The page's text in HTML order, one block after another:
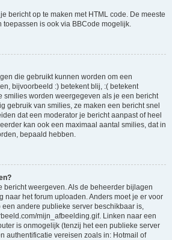
bericht op te maken met HTML code. De meeste
toepassen is ook via BBCode mogelijk.
die gebruikt kunnen worden om een
bijvoorbeeld :) betekent blij, :( betekent
smilies worden weergegeven als je een bericht
gebruik van smilies, ze maken een bericht snel
dat een moderator je bericht aanpast of heel
kan ook een maximaal aantal smilies, dat in
bepaald hebben.
bericht weergeven. Als de beheerder bijlagen
naar het forum uploaden. Anders moet je er voor
andere publieke server beschikbaar is,
mijn_afbeelding.gif. Linken naar een
is onmogelijk (tenzij het een publieke server
authentificatie vereisen zoals in: Hotmail of